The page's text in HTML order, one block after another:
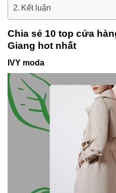
Kết luận
Chia sẻ 10 top cửa
Giang hot nhất
IVY moda